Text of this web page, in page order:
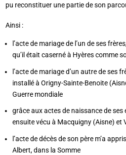
pu reconstituer une partie de son
Ainsi :
l’acte de mariage de l’un de ses
qu’il était caserné à Hyères comme
l’acte de mariage d’un autre de ses
installé à Origny-Sainte-Benoite
Guerre mondiale
grâce aux actes de naissance de ses
ensuite vécu à Macquigny (Aisne) et
l’acte de décès de son père m’a
Albert, dans la Somme